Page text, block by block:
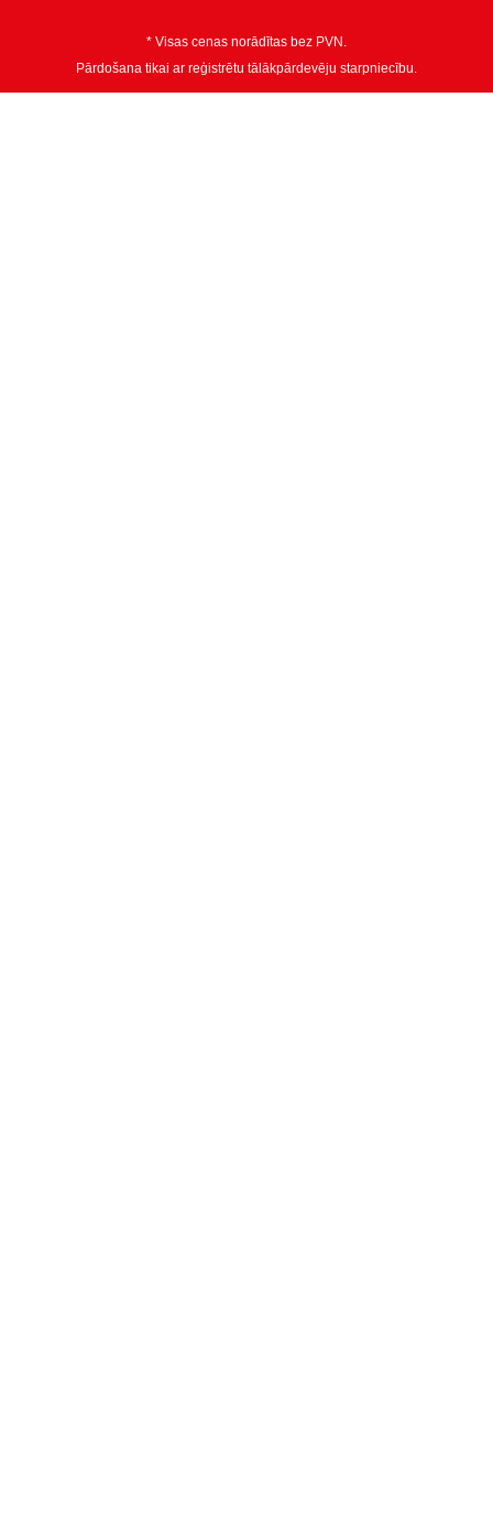
* Visas cenas norādītas bez PVN.
Pārdošana tikai ar reģistrētu tālākpārdevēju starpniecību.